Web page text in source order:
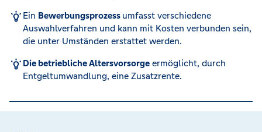
Ein Bewerbungsprozess umfasst verschiedene
Auswahlverfahren und kann mit Kosten verbunden sein,
die unter Umständen erstattet werden.
Die betriebliche Altersvorsorgeermöglicht, durch
Entgeltumwandlung, eine Zusatzrente.